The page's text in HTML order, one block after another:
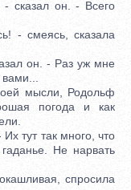
сказал он. - Всего
- смеясь, сказала
он. - Раз уж мне
мысли, Родольф
погода и как
тут так много, что
Не нарвать
спросила